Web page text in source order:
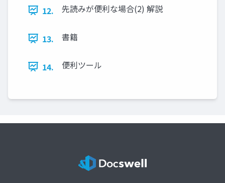
12. 先読みが便利な場合(2) 解説
13. 書籍
14. 便利ツール